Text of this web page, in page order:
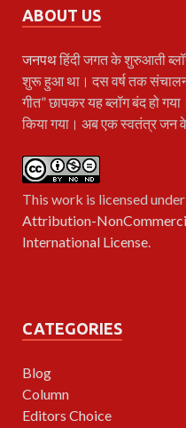
ABOUT US
जनपथहिंदी जगत के शुरुआती
शुरू हुआ था। दस वर्ष तक
गीत” छापकर यह ब्लॉग बंद हो
किया गया। अब एक स्वतंत्र जन
This work is licensed
Attribution-
International License
CATEGORIES
Blog
Column
Editors Choice